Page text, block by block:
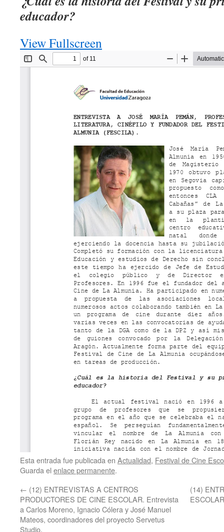
educador?
View Fullscreen
Esta entrada fue publicada en Actualidad, Festival de Cine
Guarda el enlace permanente.
← (12) ENTREVISTAS A CENTROS
PRODUCTORES DE CINE ESCOLAR. Entrevista
a Carlos Moreno, Ignacio Cólera y José Manuel
Mateos, coordinadores del proyecto Servetus
Studio.
(14)